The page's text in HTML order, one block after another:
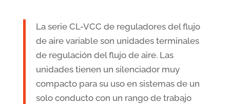
La serie CL-VCC de reguladores del flujo
de aire variable son unidades terminales
de regulación del flujo de aire. Las
unidades tienen un silenciador muy
compacto para su uso en sistemas de un
solo conducto con un rango de trabajo